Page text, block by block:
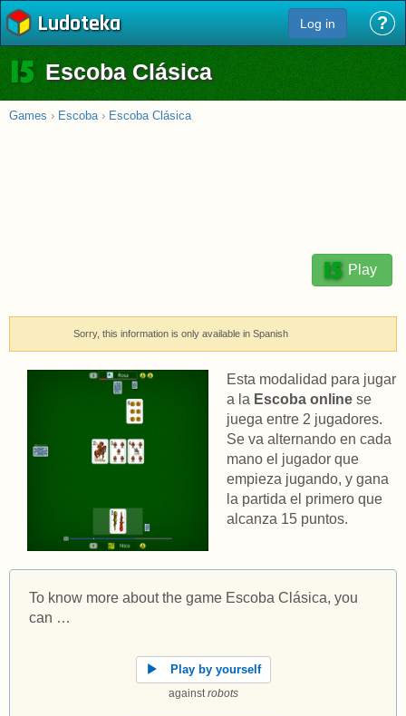
Ludoteka Log in ?
Escoba Clásica
Games › Escoba › Escoba Clásica
Play
Sorry, this information is only available in Spanish
Esta modalidad para jugar
a la Escoba online se
juega entre 2 jugadores.
Se va alternando en cada
mano el jugador que
empieza jugando, y gana
la partida el primero que
alcanza 15 puntos.
To know more about the game Escoba Clásica, you
can …
Play by yourself
againstrobots